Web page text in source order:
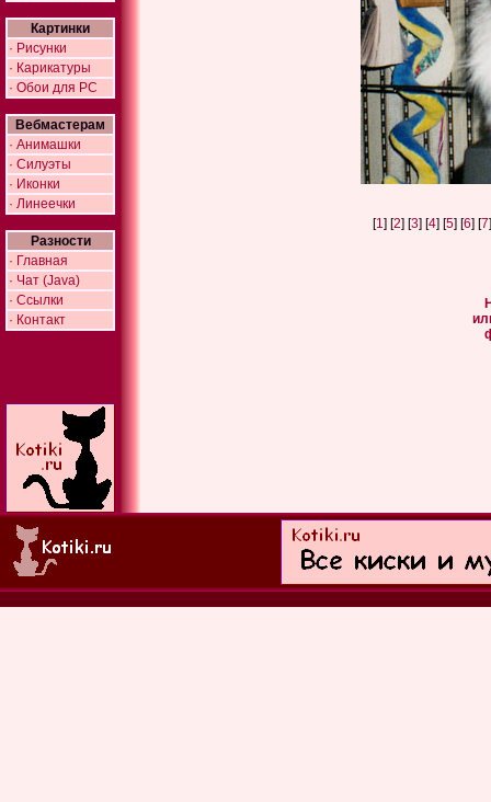
Картинки
· Рисунки
· Карикатуры
· Обои для PC
Вебмастерам
· Анимашки
· Силуэты
· Иконки
· Линеечки
Разности
· Главная
· Чат (Java)
· Ссылки
· Контакт
[1] [2] [3] [4] [5] [6] [7